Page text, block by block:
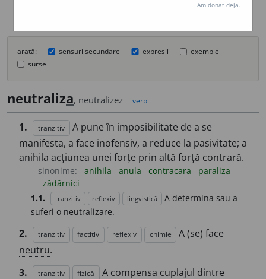
arată: sensuri secundare expresii
exemple
surse
neutraliza, neutralizez verb
1. tranzitiv
A pune în imposibilitate de a se
manifesta, a face inofensiv, a reduce la pasivitate; a
anihila acțiunea unei forțe prin altă forță contrară.
sinonime: anihila anula contracara
paraliza
zădărnici
1.1.
tranzitiv reflexiv lingvistică
A determina sau a
suferi o neutralizare.
2. tranzitiv factitiv reflexiv chimie
A (se) face
neutru.
3.
tranzitiv fizică A compensa cuplajul dintre
Am donat deja.